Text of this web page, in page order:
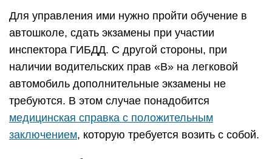
Для управления ими нужно пройти обучение в
автошколе, сдать экзамены при участии
инспектора ГИБДД. С другой стороны, при
наличии водительских прав «В» на легковой
автомобиль дополнительные экзамены не
требуются. В этом случае понадобится
медицинская справка с положительным
заключением, которую требуется возить с собой.